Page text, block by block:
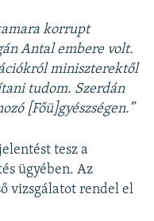
korrupt
Antal embere volt.
miniszterektől
tudom. Szerdán
[Főü]gyészségen.”
tesz a
ügyében. Az
vizsgálatot rendel el